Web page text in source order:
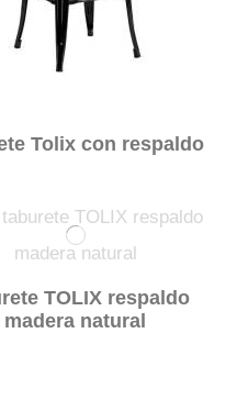
Tolix con respaldo
TOLIX respaldo
madera natural